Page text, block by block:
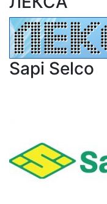
Sapi Selco